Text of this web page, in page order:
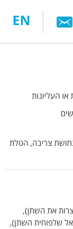
EN
העליונות
צריבה, הטלת
את השתן),
אל שלפוחית השתן),